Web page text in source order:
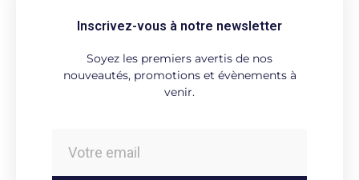
Inscrivez-vous à notre newsletter
Soyez les premiers avertis de nos
nouveautés, promotions et évènements à
venir.